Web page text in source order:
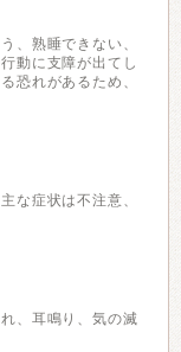
、熟睡できない、
動に支障が出てし
恐れがあるため、
な症状は不注意、
、耳鳴り、気の滅